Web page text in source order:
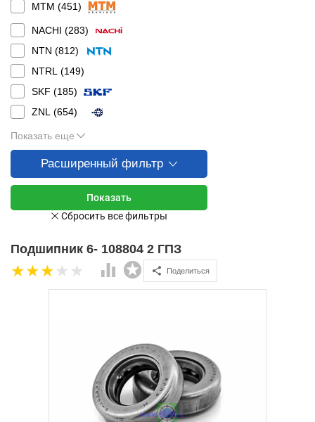
MTM (451)
NACHI (283)
NTN (812)
NTRL (149)
SKF (185)
ZNL (654)
Показать еще
Расширенный фильтр
Подшипник 6- 108804 2 ГПЗ
Поделиться